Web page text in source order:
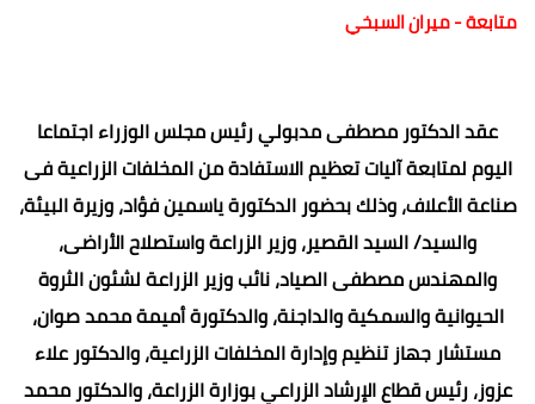
متابعة - ميران السبخي
عقد الدكتور مصطفى مدبولي رئيس مجلس الوزراء اجتماعا
اليوم لمتابعة آليات تعظيم الاستفادة من المخلفات الزراعية فى
صناعة الأعلاف، وذلك بحضور الدكتورة ياسمين فؤاد، وزيرة البيئة،
والسيد/ السيد القصير، وزير الزراعة واستصلاح الأراضى،
والمهندس مصطفى الصياد، نائب وزير الزراعة لشئون الثروة
الحيوانية والسمكية والداجنة، والدكتورة أميمة محمد صوان،
مستشار جهاز تنظيم وإدارة المخلفات الزراعية، والدكتور علاء
عزوز، رئيس قطاع الإرشاد الزراعي بوزارة الزراعة، والدكتور محمد